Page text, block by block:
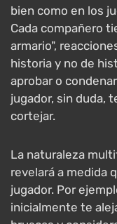
bien como en los
Cada compañero
armario",
historia y no de
aprobar o
jugador, sin duda,
cortejar.
La naturaleza
revelará a medida
jugador. Por
inicialmente te